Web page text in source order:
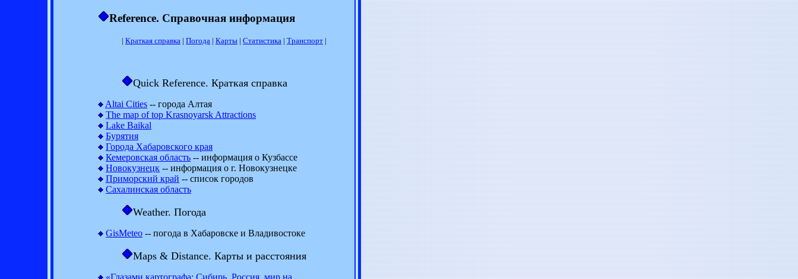
Reference. Справочная информация
| Краткая справка | Погода | Карты | Статистика | Транспорт |
Quick Reference. Краткая справка
Altai Cities -- города Алтая
The map of top Krasnoyarsk Attractions
Lake Baikal
Бурятия
Города Хабаровского края
Кемеровская область -- информация о Кузбассе
Новокузнецк -- информация о г. Новокузнецке
Приморский край -- список городов
Сахалинская область
Weather. Погода
GisMeteo -- погода в Хабаровске и Владивостоке
Maps & Distance. Карты и расстояния
«Глазами картографа: Сибирь, Россия, мир на